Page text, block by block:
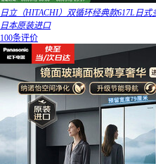
日立（HITACHI）双循环经典款617L日
日本原装进口
100条评价